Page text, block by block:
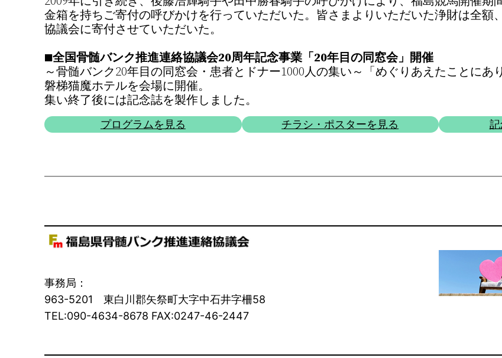
金箱を持ちご寄付の呼びかけを行っていただいた。皆さまよりいただいた浄財は全額
協議会に寄付させていただいた。
■全国骨髄バンク推進連絡協議会20周年記念事業「20年目の同窓会」開催
～骨髄バンク20年目の同窓会・患者とドナー1000人の集い～「めぐりあえたことにあ
磐梯猫魔ホテルを会場に開催。
集い終了後には記念誌を製作しました。
プログラムを見る チラシ・ポスターを見る
事務局：
963-5201 東白川郡矢祭町大字中石井字柵58
TEL:090-4634-8678 FAX:0247-46-2447